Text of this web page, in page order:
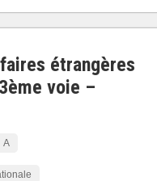
étrangères
voie –
A